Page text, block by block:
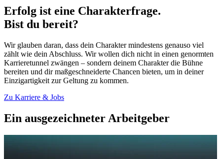
Erfolg ist eine Charakterfrage.
Bist du bereit?
Wir glauben daran, dass dein Charakter mindestens genauso viel
zählt wie dein Abschluss. Wir wollen dich nicht in einen genormten
Karrieretunnel zwängen – sondern deinem Charakter die Bühne
bereiten und dir maßgeschneiderte Chancen bieten, um in deiner
Einzigartigkeit zur Geltung zu kommen.
Zu Karriere & Jobs
Ein ausgezeichneter Arbeitgeber